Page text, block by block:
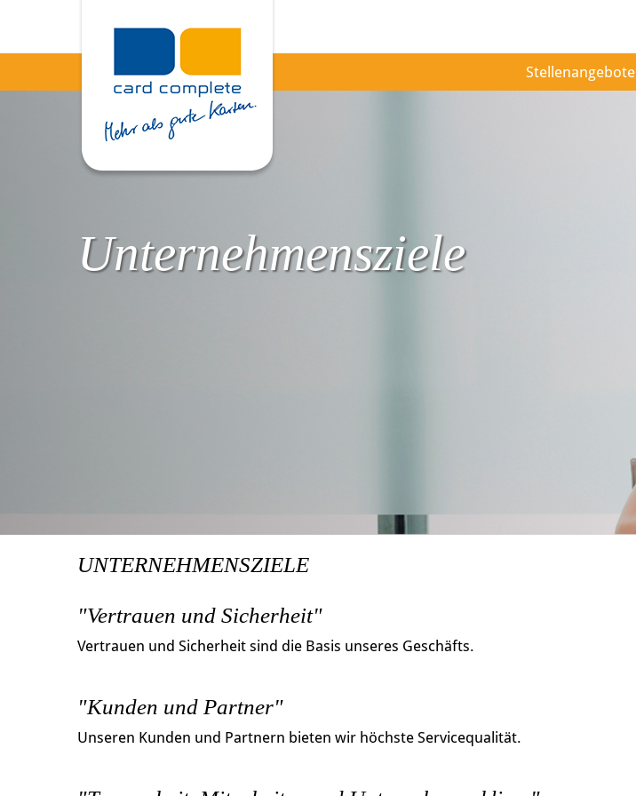
Stellenangebote
Unternehmensziele
UNTERNEHMENSZIELE
"Vertrauen und Sicherheit"
Vertrauen und Sicherheit sind die Basis unseres Geschäfts.
"Kunden und Partner"
Unseren Kunden und Partnern bieten wir höchste Servicequalität.